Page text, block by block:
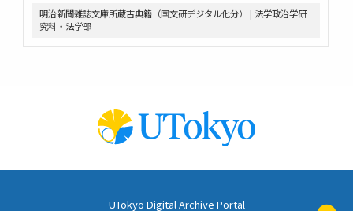
明治新聞雑誌文庫所蔵古典籍（国文研デジタル化分） | 法学政治学研
究科・法学部
UTokyo Digital Archive Portal